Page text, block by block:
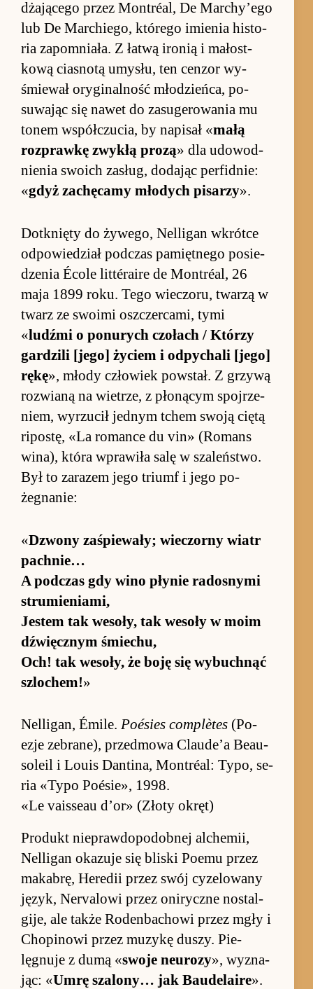
dżającego przez Mon­tréal, De Mar­chy’ego
lub De Mar­chie­go, którego imie­nia hi­sto­
ria za­po­mnia­ła. Z łatwą iro­nią i ma­łost­
kową cia­snotą umysłu, ten cen­zor wy­
śmie­wał oryginal­ność młodzień­ca, po­
suwając się na­wet do za­sugero­wania mu
to­nem współ­czucia, by na­pisał «małą
roz­prawkę zwykłą prozą» dla udowod­
nie­nia swoich za­sług, do­dając per­fid­nie:
«gdyż za­chęcamy młodych pi­sarzy».
Do­tknięty do żywe­go, Nel­ligan wkrótce
od­po­wie­dział pod­czas pa­mięt­nego po­sie­
dze­nia École lit­téraire de Mon­tréal, 26
maja 1899 ro­ku. Tego wie­czoru, twarzą w
twarz ze swoimi oszczer­ca­mi, tymi
«ludźmi o po­nurych czołach / Którzy
gar­dzili [jego] życiem i od­pychali [jego]
rękę», młody człowiek po­wstał. Z grzywą
roz­wianą na wie­trze, z płonącym spoj­rze­
niem, wy­rzucił jed­nym tchem swoją ciętą
ripo­stę, «La ro­mance du vin» (Ro­mans
wi­na), która wprawiła salę w sza­leń­stwo.
Był to za­razem jego triumf i jego po­
żegna­nie:
«Dzwony za­śpie­wały; wie­czorny wiatr
pach­nie…
A pod­czas gdy wino płynie radosnymi
strumie­nia­mi,
Jestem tak we­so­ły, tak we­soły w moim
dźwięcz­nym śmie­chu,
Och! tak we­so­ły, że boję się wy­buch­nąć
szlochem!»
Nel­ligan, Émi­le. Po­ésies com­plètes (Po­
ezje ze­brane), przed­mowa Clau­de’a Be­au­
so­leil i Louis Dan­tina, Mon­tréal: Ty­po, se­
ria «Typo Po­ésie», 1998.
«Le vaisseau d’or» (Złoty okręt)
Pro­dukt nie­praw­dopo­dob­nej al­chemii,
Nel­ligan oka­zuje się bliski Po­emu przez
ma­ka­brę, Heredii przez swój cyze­lowany
język, Ne­rvalowi przez oniryczne nostal­
gije, ale także Ro­den­bachowi przez mgły i
Chopinowi przez mu­zykę du­szy. Pie­
lęgnuje z dumą «swoje neu­rozy», wy­zna­
jąc: «Umrę sza­lony… jak Bau­de­laire».